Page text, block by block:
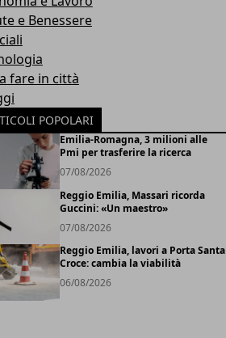
e Benessere
fare in città
POPOLARI
Emilia-Romagna, 3 milioni alle
Pmi per trasferire la ricerca
07/08/2026
Reggio Emilia, Massari ricorda
Guccini: «Un maestro»
07/08/2026
Reggio Emilia, lavori a Porta Santa
Croce: cambia la viabilità
06/08/2026